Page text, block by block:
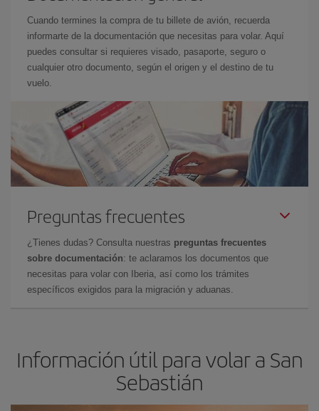
Cuando termines la compra de tu billete de avión, recuerda
informarte de la documentación que necesitas para volar. Aquí
puedes consultar si requieres visado, pasaporte, seguro o
cualquier otro documento, según el origen y el destino de tu
vuelo.
Preguntas frecuentes
¿Tienes dudas? Consulta nuestras preguntas frecuentes
sobre documentación: te aclaramos los documentos que
necesitas para volar con Iberia, así como los trámites
específicos exigidos para la migración y aduanas.
Información útil para volar a San
Sebastián